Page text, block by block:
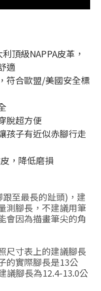
頂級NAPPA皮革，
適
符合歐盟/美國安全標
脫超方便
孩子有近似赤腳行走
，降低磨損
至最長的趾頭)，建
測腳長，不建議用筆
會因為描畫筆尖的角
尺寸表上的建議腳長
的實際腳長是13公
議腳長為12.4-13.0公